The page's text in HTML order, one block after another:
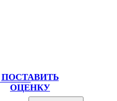
ПОСТАВИТЬ
ОЦЕНКУ
MD ПЭ